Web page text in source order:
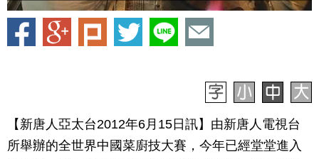
【新唐人亞太台2012年6月15日訊】由新唐人電視台
所舉辦的全世界中國菜廚技大賽，今年已經堂堂進入